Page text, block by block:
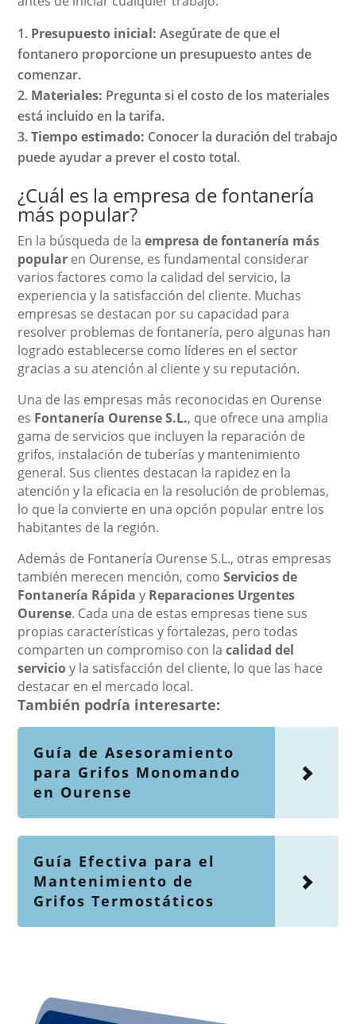
Presupuesto inicial: Asegúrate de que el
fontanero proporcione un presupuesto antes de
comenzar.
Materiales: Pregunta si el costo de los materiales
está incluido en la tarifa.
Tiempo estimado: Conocer la duración del trabajo
puede ayudar a prever el costo total.
¿Cuál es la empresa de fontanería
más popular?
En la búsqueda de laempresa de fontanería más
popular en Ourense, es fundamental considerar
varios factores como la calidad del servicio, la
experiencia y la satisfacción del cliente. Muchas
empresas se destacan por su capacidad para
resolver problemas de fontanería, pero algunas han
logrado establecerse como líderes en el sector
gracias a su atención al cliente y su reputación.
Una de las empresas más reconocidas en Ourense
es Fontanería Ourense S.L., que ofrece una amplia
gama de servicios que incluyen la reparación de
grifos, instalación de tuberías y mantenimiento
general. Sus clientes destacan la rapidez en la
atención y la eficacia en la resolución de problemas,
lo que la convierte en una opción popular entre los
habitantes de la región.
Además de Fontanería Ourense S.L., otras empresas
también merecen mención, comoServicios de
Fontanería Rápida y Reparaciones Urgentes
Ourense. Cada una de estas empresas tiene sus
propias características y fortalezas, pero todas
comparten un compromiso con lacalidad del
servicioy la satisfacción del cliente, lo que las hace
destacar en el mercado local.
También podría interesarte:
Guía de Asesoramiento
para Grifos Monomando
en Ourense
Guía Efectiva para el
Mantenimiento de
Grifos Termostáticos